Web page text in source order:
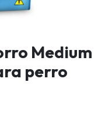
Medium
perro